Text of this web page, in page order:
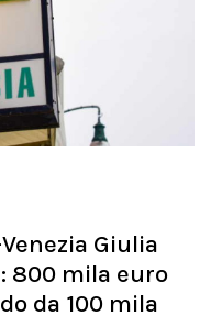
Giulia
800 mila euro
da 100 mila